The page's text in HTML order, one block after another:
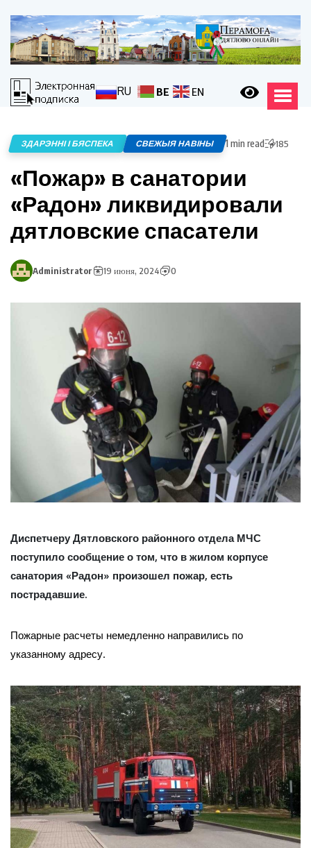
RU BE EN
ЗДАРЭННІ І БЯСПЕКА СВЕЖЫЯ НАВІНЫ 1 min read 185
«Пожар» в санатории
«Радон» ликвидировали
дятловские спасатели
Administrator 19 июня, 2024 0
Диспетчеру Дятловского районного отдела МЧС
поступило сообщение о том, что в жилом корпусе
санатория «Радон» произошел пожар, есть
пострадавшие.
Пожарные расчеты немедленно направились по
указанному адресу.